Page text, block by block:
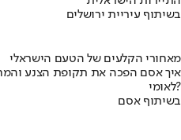
בשיתוף עיריית ירושלים
מאחורי הקלעים של הטעם הישראלי
לאומי?
בשיתוף אסם